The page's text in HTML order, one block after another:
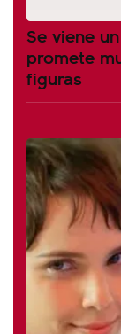
Se viene
promete
figuras